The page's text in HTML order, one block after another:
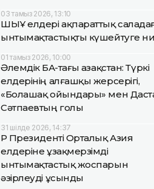
03 тамыз 2026, 13:10
ШЫҰ елдері ақпараттық
ынтымақтастықты күшейтуге
01 тамыз 2026, 10:00
Әлемдік БАҚ-тағы Қазақстан: Түркі
елдерінің алғашқы жерсерігі,
«Болашақ ойындары» мен
Сәтпаевтың голы
31 шілде 2026, 14:37
ҚР Президенті Орталық Азия
елдеріне ұзақмерзімді
ынтымақтастық жоспарын
әзірлеуді ұсынды